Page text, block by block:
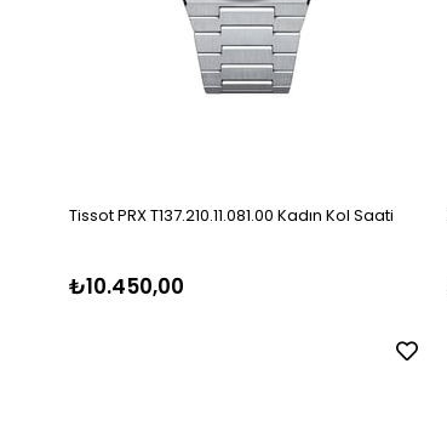
Tissot PRX T137.210.11.081.00 Kadın Kol Saati
₺10.450,00